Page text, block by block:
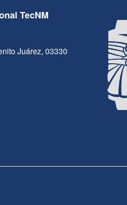
TecNM
Juárez, 03330